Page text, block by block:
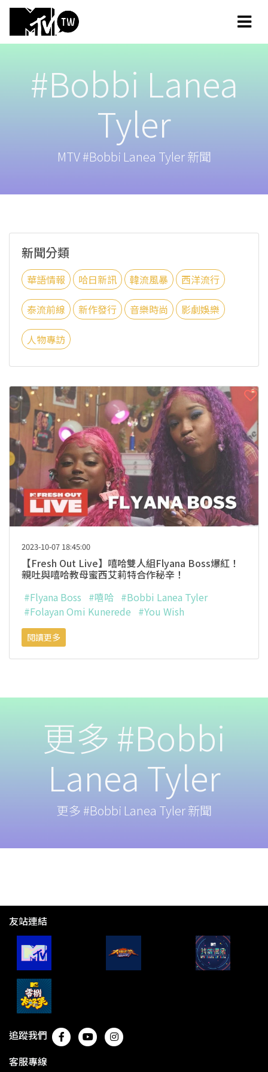
#Bobbi Lanea
Tyler
MTV #Bobbi Lanea Tyler 新聞
新聞分類
華語情報 哈日新訊 韓流風暴 西洋流行
泰流前線 新作發行 音樂時尚 影劇娛樂
人物專訪
2023-10-07 18:45:00
【Fresh Out Live】嘻哈雙人組Flyana Boss爆紅！
親吐與嘻哈教母蜜西艾莉特合作秘辛！
#Flyana Boss #嘻哈 #Bobbi Lanea Tyler
#Folayan Omi Kunerede #You Wish
閱讀更多
更多 #Bobbi
Lanea Tyler
更多 #Bobbi Lanea Tyler 新聞
友站連結
追蹤我們
客服專線